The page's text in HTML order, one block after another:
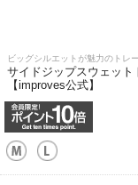
ビッグシルエットが魅力のトレ
サイドジップスウェッ
【improves公式】